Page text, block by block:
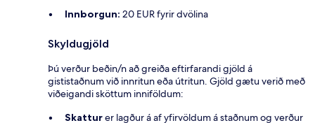
Innborgun: 20 EUR fyrir dvölina
Skyldugjöld
Þú verður beðin/n að greiða eftirfarandi gjöld á
gististaðnum við innritun eða útritun. Gjöld gætu verið með
viðeigandi sköttum inniföldum:
Skatturer lagður á af yfirvöldum á staðnum og verður